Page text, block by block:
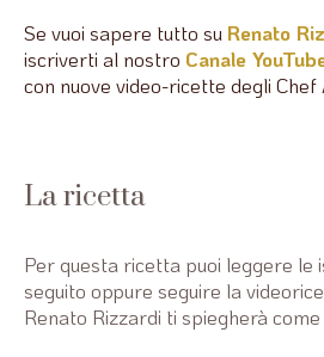
Se vuoi sapere tutto su Renato
iscriverti al nostro Canale
con nuove video-ricette degli Chef
La ricetta
Per questa ricetta puoi leggere le
seguito oppure seguire la
Renato Rizzardi ti spiegherà